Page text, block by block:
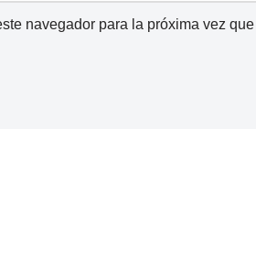
navegador para la próxima vez